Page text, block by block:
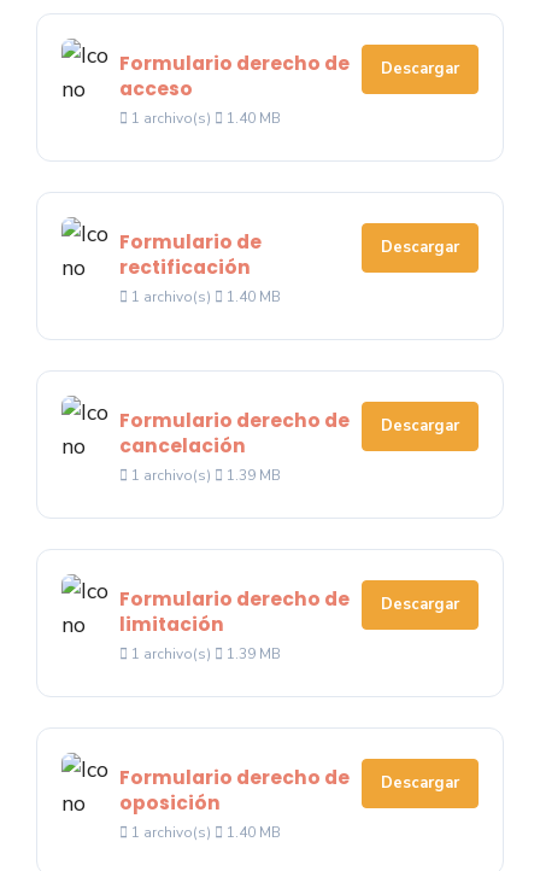
Formulario derecho de
acceso
1 archivo(s) 1.40 MB
Descargar
Formulario de
rectificación
1 archivo(s) 1.40 MB
Descargar
Formulario derecho de
cancelación
1 archivo(s) 1.39 MB
Descargar
Formulario derecho de
limitación
1 archivo(s) 1.39 MB
Descargar
Formulario derecho de
oposición
1 archivo(s) 1.40 MB
Descargar